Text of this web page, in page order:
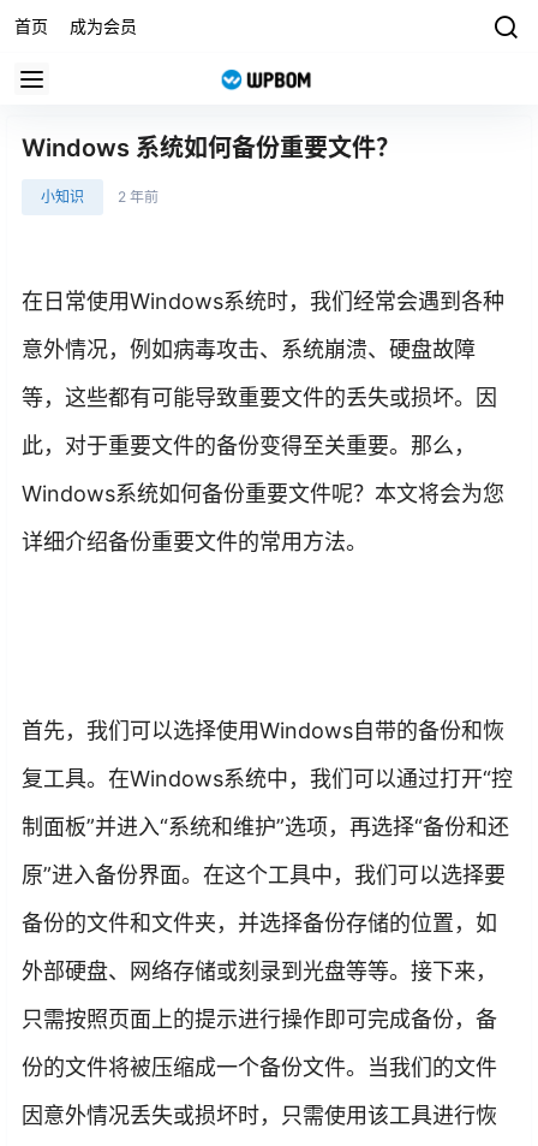
首页 成为会员
Windows 系统如何备份重要文件？
小知识 2 年前
在日常使用Windows系统时，我们经常会遇到各种
意外情况，例如病毒攻击、系统崩溃、硬盘故障
等，这些都有可能导致重要文件的丢失或损坏。因
此，对于重要文件的备份变得至关重要。那么，
Windows系统如何备份重要文件呢？本文将会为您
详细介绍备份重要文件的常用方法。
首先，我们可以选择使用Windows自带的备份和恢
复工具。在Windows系统中，我们可以通过打开“控
制面板”并进入“系统和维护”选项，再选择“备份和还
原”进入备份界面。在这个工具中，我们可以选择要
备份的文件和文件夹，并选择备份存储的位置，如
外部硬盘、网络存储或刻录到光盘等等。接下来，
只需按照页面上的提示进行操作即可完成备份，备
份的文件将被压缩成一个备份文件。当我们的文件
因意外情况丢失或损坏时，只需使用该工具进行恢